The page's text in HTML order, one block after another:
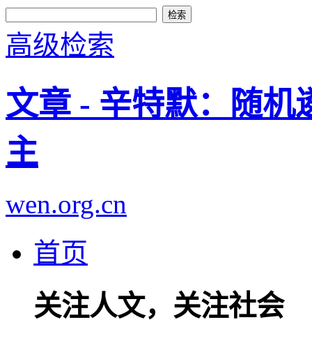
高级检索
文章 - 辛特默：随机
主
wen.org.cn
首页
关注人文，关注社会